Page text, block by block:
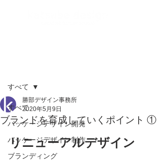
すべて
パッケージデザイン開発
パッケージデザイン制作
ブランディング
すべて
ブランドを育成していくポイント ①
勝部デザイン事務所
2020年5月9日
リニューアルデザイン